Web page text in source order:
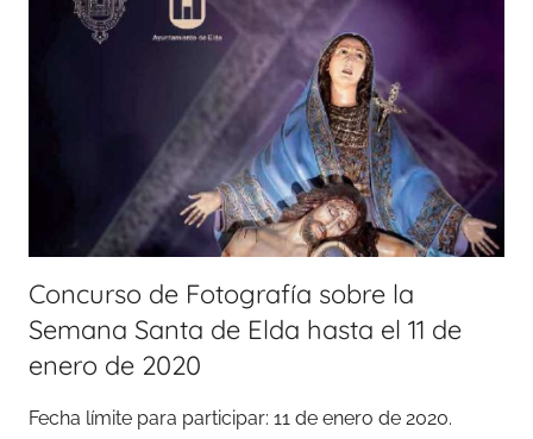
Concurso de Fotografía sobre la
Semana Santa de Elda hasta el 11 de
enero de 2020
Fecha límite para participar: 11 de enero de 2020.